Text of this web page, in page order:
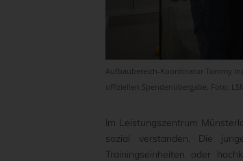
Aufbaubereich-Koordinator Tommy
offiziellen Spendenübergabe. Foto:
Im Leistungszentrum
sozial verstanden. Die
Trainingseinheiten oder